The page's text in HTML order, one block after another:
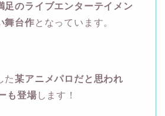
足のライブエンターテイメン
舞台作 となっています。
た某アニメパロだと思われ
も登場 します！